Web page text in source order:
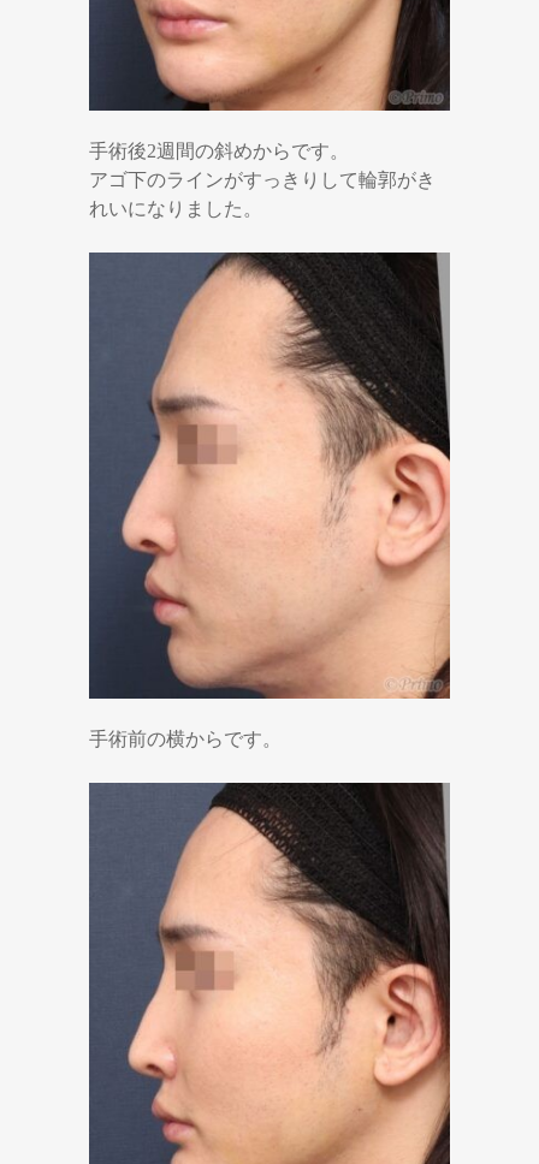
手術後2週間の斜めからです。
アゴ下のラインがすっきりして輪郭がき
れいになりました。
手術前の横からです。